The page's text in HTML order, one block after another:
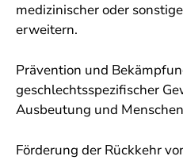
medizinischer oder
erweitern.
Prävention und
geschlechtsspezifischer
Ausbeutung und
Förderung der Rückkehr